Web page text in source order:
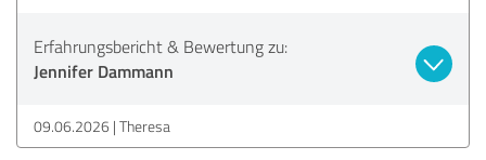
Erfahrungsbericht & Bewertung zu:
Jennifer Dammann
09.06.2026 Theresa